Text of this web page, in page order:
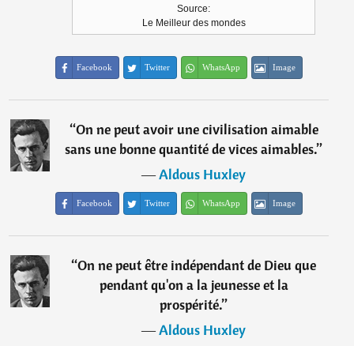
Source:
Le Meilleur des mondes
Facebook Twitter WhatsApp Image
“On ne peut avoir une civilisation aimable
sans une bonne quantité de vices aimables.”
―Aldous Huxley
Facebook Twitter WhatsApp Image
“On ne peut être indépendant de Dieu que
pendant qu'on a la jeunesse et la
prospérité.”
―Aldous Huxley